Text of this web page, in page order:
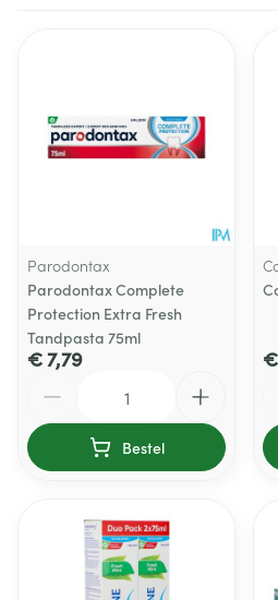
Parodontax
Parodontax Complete
Protection Extra Fresh
Tandpasta 75ml
€ 7,79
Bestel